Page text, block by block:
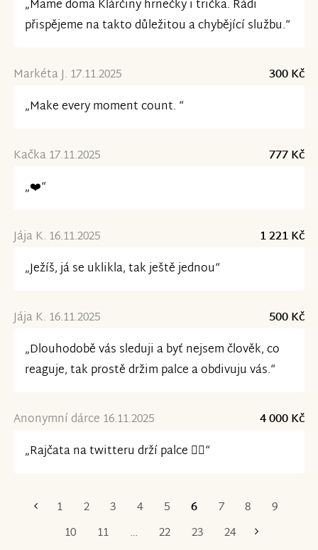
„Mame doma Klárčiny hrnečky i trička. Rádi
přispějeme na takto důležitou a chybějící službu.“
Markéta J. 17.11.2025
300 Kč
„Make every moment count. “
Kačka 17.11.2025
777 Kč
„❤️“
Jája K. 16.11.2025
1 221 Kč
„Ježíš, já se uklikla, tak ještě jednou“
Jája K. 16.11.2025
500 Kč
„Dlouhodobě vás sleduji a byť nejsem člověk, co
reaguje, tak prostě držim palce a obdivuju vás.“
Anonymní dárce 16.11.2025
4 000 Kč
„Rajčata na twitteru drží palce 👍🏻“
První
1 2 3 4 5 6 7 8
9
10
11 … 22 23 24
Poslední